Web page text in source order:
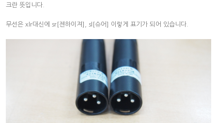
크란 뜻입니다.
무선은 xlr대신에 sr[젠하이져], sl[슈어] 이렇게 표기가 되어 있습니다.